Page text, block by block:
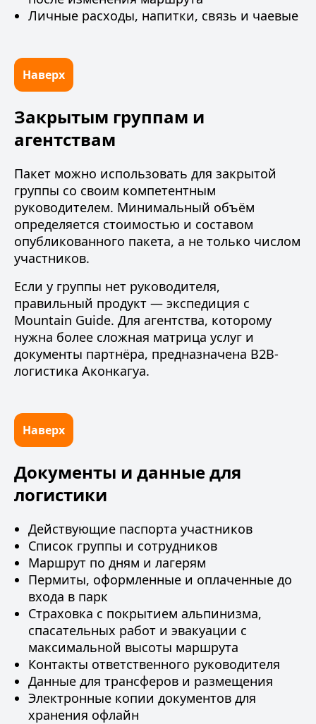
Личные расходы, напитки, связь и чаевые
Наверх
Закрытым группам и
агентствам
Пакет можно использовать для закрытой
группы со своим компетентным
руководителем. Минимальный объём
определяется стоимостью и составом
опубликованного пакета, а не только числом
участников.
Если у группы нет руководителя,
правильный продукт — экспедиция с
Mountain Guide. Для агентства, которому
нужна более сложная матрица услуг и
документы партнёра, предназначена B2B-
логистика Аконкагуа.
Наверх
Документы и данные для
логистики
Действующие паспорта участников
Список группы и сотрудников
Маршрут по дням и лагерям
Пермиты, оформленные и оплаченные до
входа в парк
Страховка с покрытием альпинизма,
спасательных работ и эвакуации с
максимальной высоты маршрута
Контакты ответственного руководителя
Данные для трансферов и размещения
Электронные копии документов для
хранения офлайн